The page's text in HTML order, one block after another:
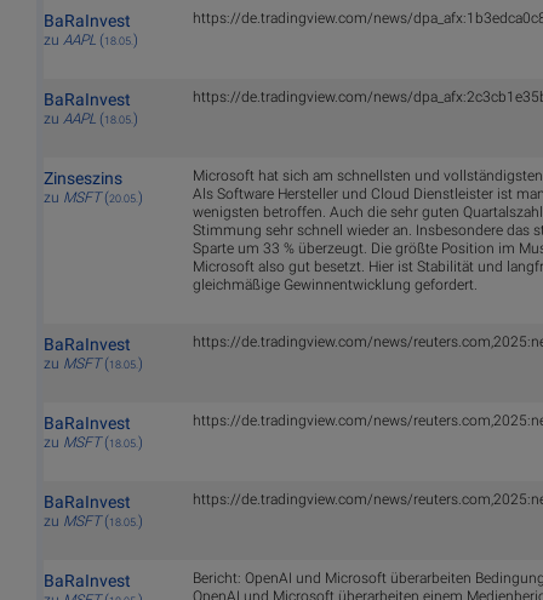
BaRaInvest
zu AAPL ( 18.05.)
https://de.tradingview.com/news/
BaRaInvest
zu AAPL ( 18.05.)
https://de.tradingview.com/news/
Zinseszins
zu MSFT(20.05.)
Microsoft hat sich am schnellsten und
Als Software Hersteller und Cloud Dienstleister ist
wenigsten betroffen. Auch die sehr guten
Stimmung sehr schnell wieder an. Insbesondere das
Sparte um 33 % überzeugt. Die größte Position im
Microsoft also gut besetzt. Hier ist Stabilität und
gleichmäßige Gewinnentwicklung gefordert.
BaRaInvest
zu MSFT( 18.05.)
https://de.tradingview.com/news/
BaRaInvest
zu MSFT( 18.05.)
https://de.tradingview.com/news/
BaRaInvest
zu MSFT( 18.05.)
https://de.tradingview.com/news/
BaRaInvest
Bericht: OpenAI und Microsoft überarbeiten